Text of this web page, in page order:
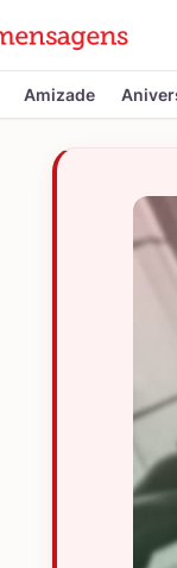
Amizade